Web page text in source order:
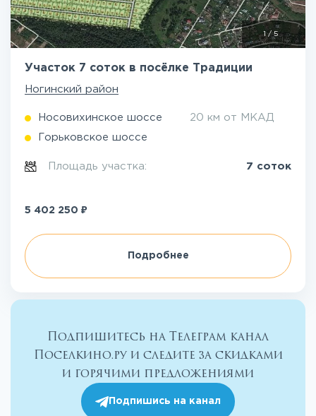
1/5
Участок 7 соток в посёлке Традиции
Ногинский район
Носовихинское шоссе 20 км от МКАД
Горьковское шоссе
Площадь участка: 7 соток
5 402 250 ₽
Подробнее
Подпишитесь на Телеграм канал
Поселкино.ру и следите за скидками
и горячими предложениями
Подпишись на канал